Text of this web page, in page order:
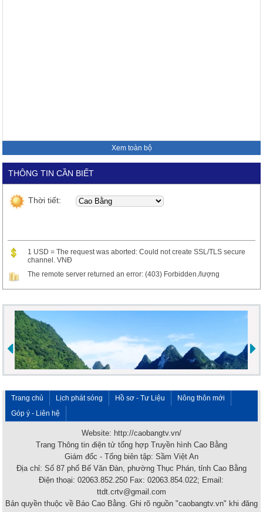
Xem toàn bộ
THÔNG TIN CẦN BIẾT
Thời tiết:
1 USD = The request was aborted: Could not create SSL/TLS secure
channel. VNĐ
The remote server returned an error: (403) Forbidden./lượng
Trang chủ Lịch phát sóng Hồ sơ - Tư Liệu
Nông thôn mới
Góp ý - Liên hệ
Website: http://caobangtv.vn/
Trang Thông tin điện tử tổng hợp Truyền hình Cao Bằng
Giám đốc - Tổng biên tập: Sầm Việt An
Địa chỉ: Số 87 phố Bế Văn Đàn, phường Thục Phán, tỉnh Cao Bằng
Điện thoại: 02063.852.250 Fax: 02063.854.022; Email:
ttdt.crtv@gmail.com
Bản quyền thuộc về Báo Cao Bằng. Ghi rõ nguồn "caobangtv.vn" khi đăng